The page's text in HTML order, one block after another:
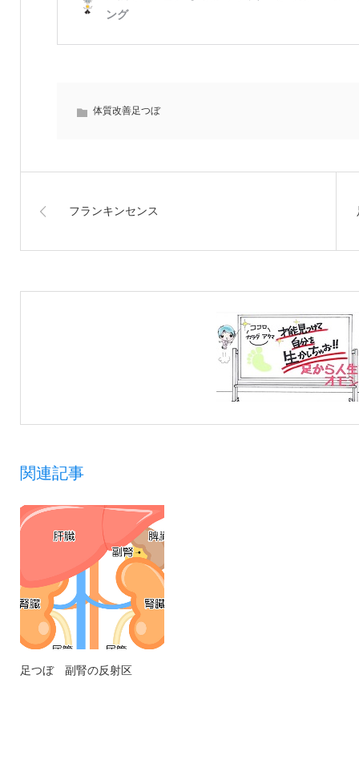
体質改善足つぼ
フランキンセンス
関連記事
足つぼ 副腎の反射区